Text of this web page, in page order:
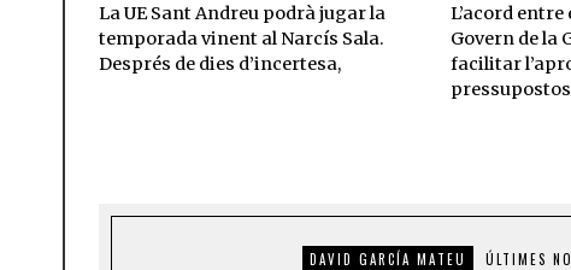
La UE Sant Andreu podrà jugar la
temporada vinent al Narcís Sala.
Després de dies d’incertesa,
L’acord entre
Govern de la
facilitar
DAVID GARCÍA MATEU ÚLTIMES